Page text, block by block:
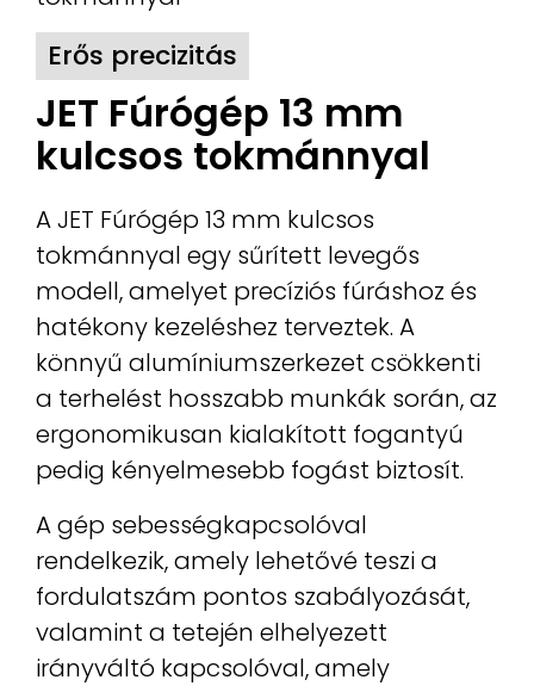
Erős precizitás
JET Fúrógép 13 mm
kulcsos tokmánnyal
A JET Fúrógép 13 mm kulcsos
tokmánnyal egy sűrített levegős
modell, amelyet precíziós fúráshoz és
hatékony kezeléshez terveztek. A
könnyű alumíniumszerkezet csökkenti
a terhelést hosszabb munkák során, az
ergonomikusan kialakított fogantyú
pedig kényelmesebb fogást biztosít.
A gép sebességkapcsolóval
rendelkezik, amely lehetővé teszi a
fordulatszám pontos szabályozását,
valamint a tetején elhelyezett
irányváltó kapcsolóval, amely